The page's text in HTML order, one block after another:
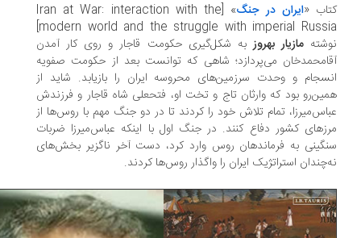
«ایران در جنگ
» [Iran at War: interaction with the
modern world and the struggle with imperial
مازیار بهروزبه شکل‌گیری حکومت قاجار و روی کار آمدن
می‌پردازد؛ شاهی که توانست بعد از حکومت صفویه
و وحدت سرزمین‌های محروسه ایران را بازیابد. شاید از
بود که وارثان تاج و تخت او، فتحعلی‌ شاه قاجار و فرزندش
تمام تلاش خود را کردند تا در دو جنگ مهم با روس‌ها از
کشور دفاع کنند. در جنگ اول با اینکه عباس‌میرزا ضربات
به فرماندهان روس وارد کرد، دست آخر ناگزیر بخش‌های
استراتژیک ایران را واگذار روس‌ها کردند.